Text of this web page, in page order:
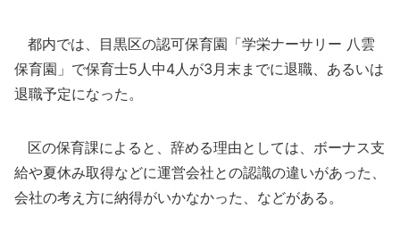
都内では、目黒区の認可保育園「学栄ナーサリー 八雲
保育園」で保育士5人中4人が3月末までに退職、あるいは
退職予定になった。
区の保育課によると、辞める理由としては、ボーナス支
給や夏休み取得などに運営会社との認識の違いがあった、
会社の考え方に納得がいかなかった、などがある。